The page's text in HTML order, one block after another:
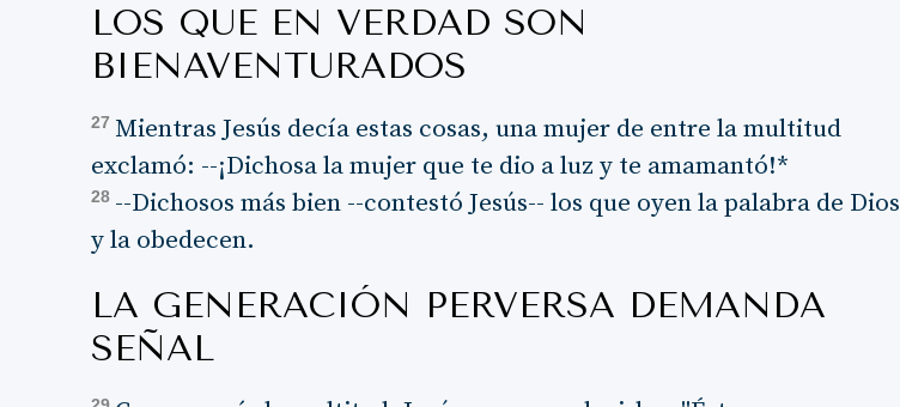
LOS QUE EN VERDAD SON
BIENAVENTURADOS
27 Mientras Jesús decía estas cosas, una mujer de entre la multitud
exclamó: --¡Dichosa la mujer que te dio a luz y te amamantó!*
28 --Dichosos más bien --contestó Jesús-- los que oyen la palabra de Dios
y la obedecen.
LA GENERACIÓN PERVERSA DEMANDA
SEÑAL